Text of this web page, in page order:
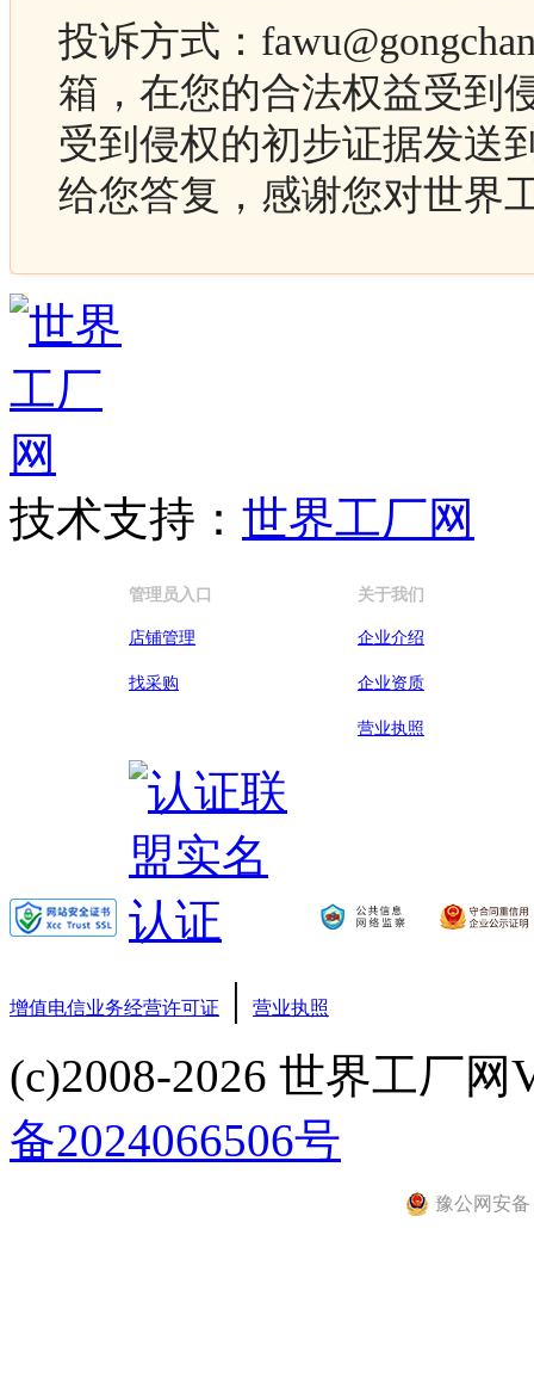
投诉方式：
箱，在您的合法权益受到
受到侵权的初步证据发送
给您答复，感谢您对世界
技术支持： 世界工厂网
管理员入口
店铺管理
找采购
关于我们
企业介绍
企业资质
营业执照
增值电信业务经营许可证 | 营业执照
(c)2008-2026 世界工厂网
备2024066506号
豫公网安备